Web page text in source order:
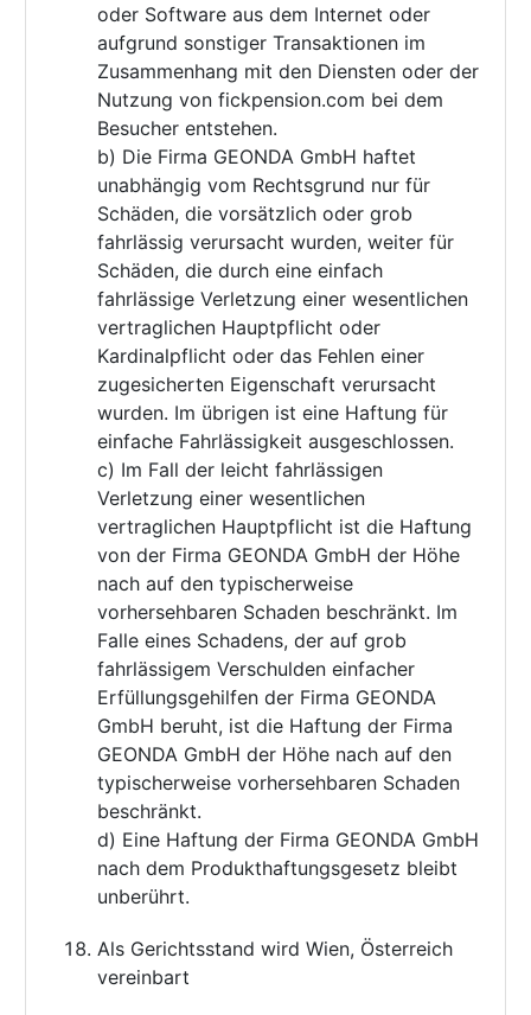
oder Software aus dem Internet oder
aufgrund sonstiger Transaktionen im
Zusammenhang mit den Diensten oder der
Nutzung von fickpension.com bei dem
Besucher entstehen.
b) Die Firma GEONDA GmbH haftet
unabhängig vom Rechtsgrund nur für
Schäden, die vorsätzlich oder grob
fahrlässig verursacht wurden, weiter für
Schäden, die durch eine einfach
fahrlässige Verletzung einer wesentlichen
vertraglichen Hauptpflicht oder
Kardinalpflicht oder das Fehlen einer
zugesicherten Eigenschaft verursacht
wurden. Im übrigen ist eine Haftung für
einfache Fahrlässigkeit ausgeschlossen.
c) Im Fall der leicht fahrlässigen
Verletzung einer wesentlichen
vertraglichen Hauptpflicht ist die Haftung
von der Firma GEONDA GmbH der Höhe
nach auf den typischerweise
vorhersehbaren Schaden beschränkt. Im
Falle eines Schadens, der auf grob
fahrlässigem Verschulden einfacher
Erfüllungsgehilfen der Firma GEONDA
GmbH beruht, ist die Haftung der Firma
GEONDA GmbH der Höhe nach auf den
typischerweise vorhersehbaren Schaden
beschränkt.
d) Eine Haftung der Firma GEONDA GmbH
nach dem Produkthaftungsgesetz bleibt
unberührt.
Als Gerichtsstand wird Wien, Österreich
vereinbart